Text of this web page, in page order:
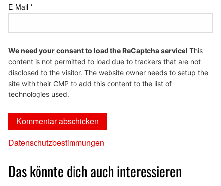
E-Mail *
We need your consent to load the ReCaptcha service! This
content is not permitted to load due to trackers that are not
disclosed to the visitor. The website owner needs to setup the
site with their CMP to add this content to the list of
technologies used.
Datenschutzbestimmungen
Das könnte dich auch interessieren